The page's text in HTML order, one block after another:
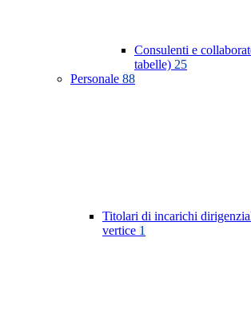
Consulenti e
tabelle) 25
Personale 88
Titolari di incarichi
vertice 1